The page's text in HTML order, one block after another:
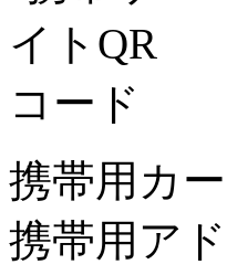
携帯用カ
携帯用ア